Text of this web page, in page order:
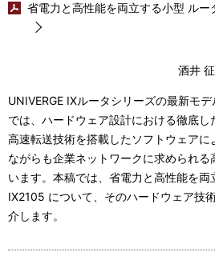
省電力と高性能を両立する小型 ルー
酒井
UNIVERGE IXルータシリーズの最新モデ
では、ハードウェア設計における徹底
高速転送技術を搭載したソフトウェアに
ながらも企業ネットワークに求められ
います。本稿では、省電力と高性能を両
IX2105 について、そのハードウェア技
介します。